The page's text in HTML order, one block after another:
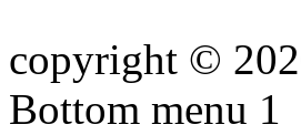
copyright ©
Bottom menu 1